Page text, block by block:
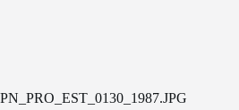
PN_PRO_EST_0130_1987.JPG